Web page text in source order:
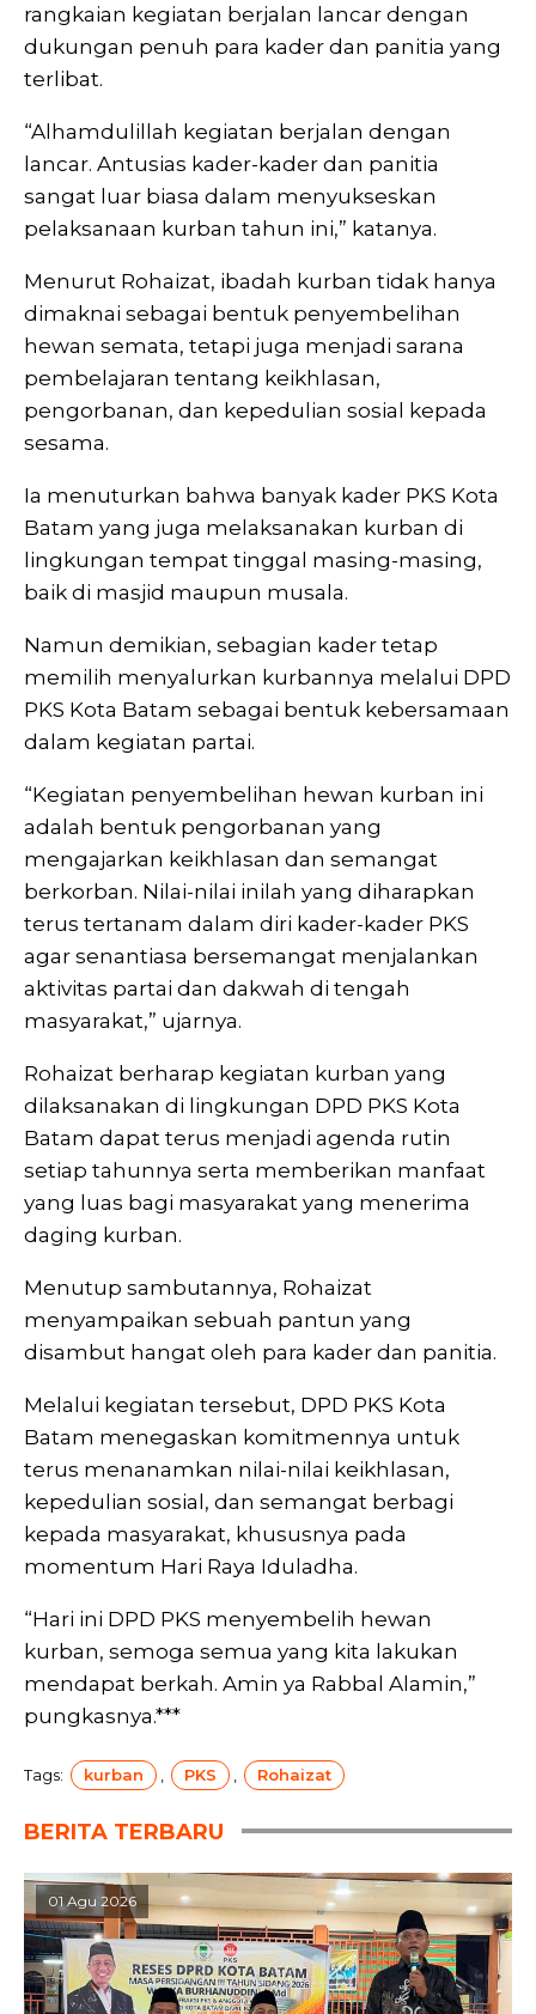
rangkaian kegiatan berjalan lancar dengan
dukungan penuh para kader dan panitia yang
terlibat.
“Alhamdulillah kegiatan berjalan dengan
lancar. Antusias kader-kader dan panitia
sangat luar biasa dalam menyukseskan
pelaksanaan kurban tahun ini,” katanya.
Menurut Rohaizat, ibadah kurban tidak hanya
dimaknai sebagai bentuk penyembelihan
hewan semata, tetapi juga menjadi sarana
pembelajaran tentang keikhlasan,
pengorbanan, dan kepedulian sosial kepada
sesama.
Ia menuturkan bahwa banyak kader PKS Kota
Batam yang juga melaksanakan kurban di
lingkungan tempat tinggal masing-masing,
baik di masjid maupun musala.
Namun demikian, sebagian kader tetap
memilih menyalurkan kurbannya melalui DPD
PKS Kota Batam sebagai bentuk kebersamaan
dalam kegiatan partai.
“Kegiatan penyembelihan hewan kurban ini
adalah bentuk pengorbanan yang
mengajarkan keikhlasan dan semangat
berkorban. Nilai-nilai inilah yang diharapkan
terus tertanam dalam diri kader-kader PKS
agar senantiasa bersemangat menjalankan
aktivitas partai dan dakwah di tengah
masyarakat,” ujarnya.
Rohaizat berharap kegiatan kurban yang
dilaksanakan di lingkungan DPD PKS Kota
Batam dapat terus menjadi agenda rutin
setiap tahunnya serta memberikan manfaat
yang luas bagi masyarakat yang menerima
daging kurban.
Menutup sambutannya, Rohaizat
menyampaikan sebuah pantun yang
disambut hangat oleh para kader dan panitia.
Melalui kegiatan tersebut, DPD PKS Kota
Batam menegaskan komitmennya untuk
terus menanamkan nilai-nilai keikhlasan,
kepedulian sosial, dan semangat berbagi
kepada masyarakat, khususnya pada
momentum Hari Raya Iduladha.
“Hari ini DPD PKS menyembelih hewan
kurban, semoga semua yang kita lakukan
mendapat berkah. Amin ya Rabbal Alamin,”
pungkasnya.***
Tags: kurban PKS Rohaizat
BERITA TERBARU
01 Agu 2026